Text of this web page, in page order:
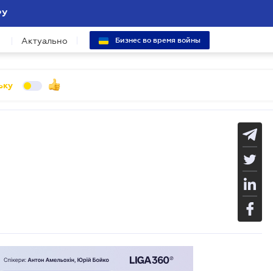
Актуально Бизнес во время войны